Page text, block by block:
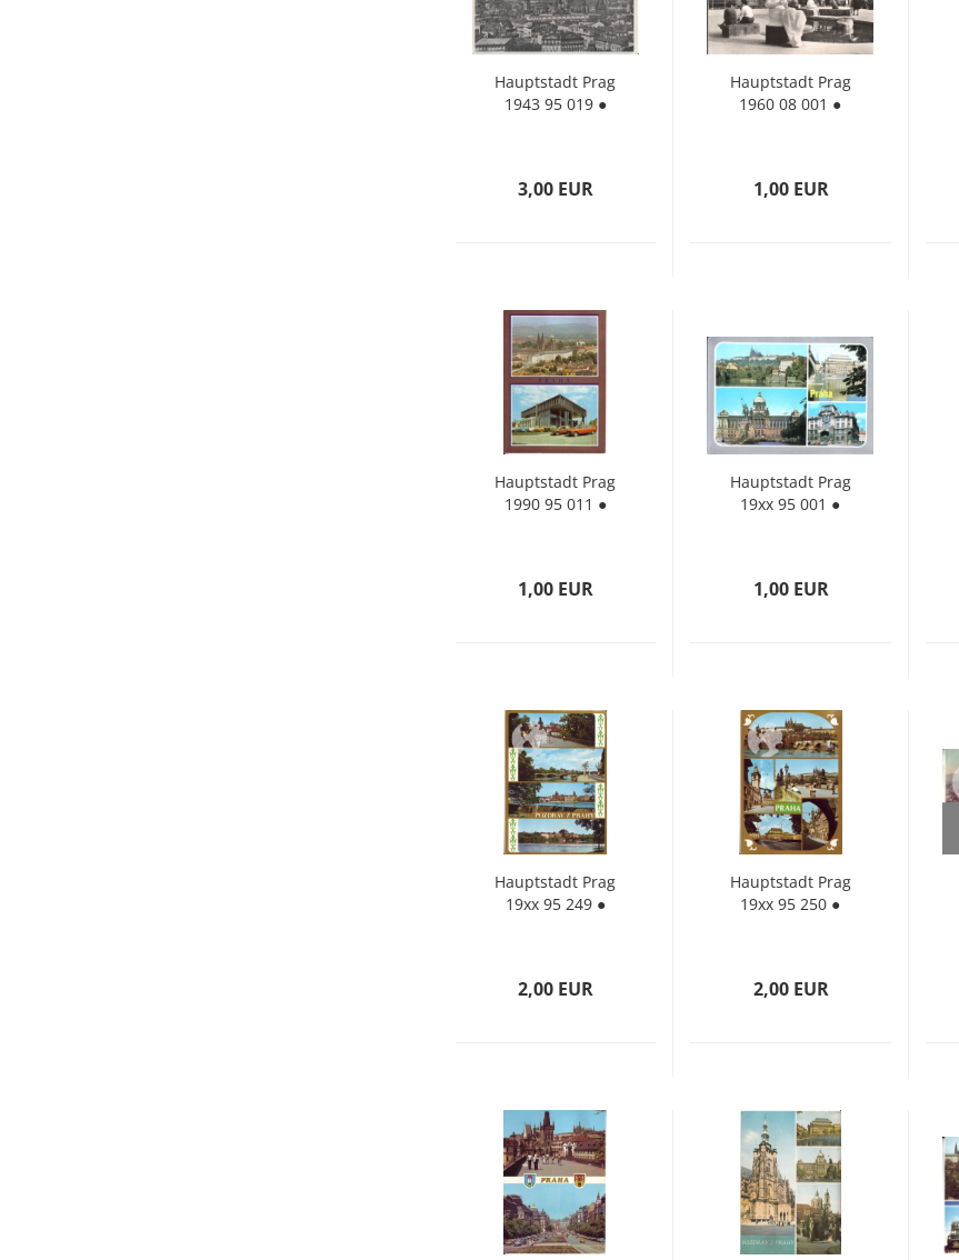
Haupt­stadt Prag
1943 95 019 ●
3,00 EUR
Haupt­stadt Prag
1960 08 001 ●
1,00 EUR
Haupt­stadt Prag
1990 95 011 ●
1,00 EUR
Haupt­stadt Prag
19xx 95 001 ●
1,00 EUR
Haupt­stadt Prag
19xx 95 249 ●
2,00 EUR
Haupt­stadt Prag
19xx 95 250 ●
2,00 EUR